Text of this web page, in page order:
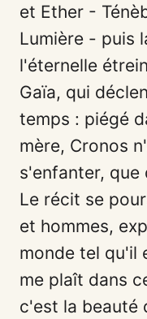
et Ether -
Lumière - puis
l'éternelle
Gaïa, qui
temps : piégé
mère, Cronos
s'enfanter, que
Le récit se
et hommes,
monde tel qu'il
me plaît dans
c'est la beauté